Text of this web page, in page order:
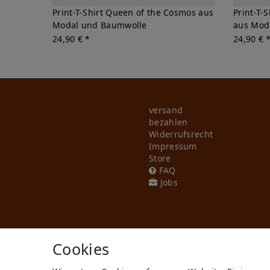
Print-T-Shirt Queen of the Cosmos aus
Modal und Baumwolle
24,90 € *
Print-T-
aus
24,90 € *
versand
bezahlen
Widerrufs­recht
Impressum
Store
FAQ
Jobs
Cookies